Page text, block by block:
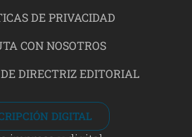
DE PRIVACIDAD
CON NOSOTROS
DIRECTRIZ EDITORIAL
DIGITAL